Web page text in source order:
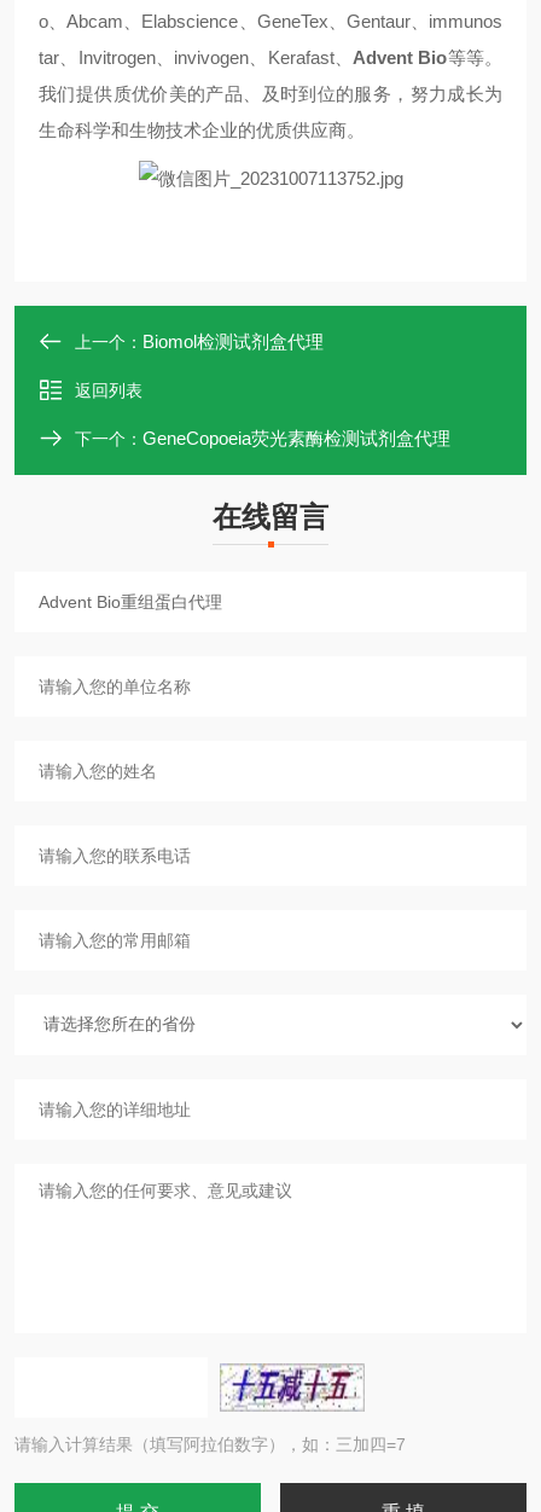
o、Abcam、Elabscience、GeneTex、Gentaur、immunos
tar、Invitrogen、invivogen、Kerafast、 Advent Bio等等。
我们提供质优价美的产品、及时到位的服务，努力成长为
生命科学和生物技术企业的优质供应商。
上一个： Biomol检测试剂盒代理
返回列表
下一个： GeneCopoeia荧光素酶检测试剂盒代理
在线留言
请输入计算结果（填写阿拉伯数字），如：三加四=7